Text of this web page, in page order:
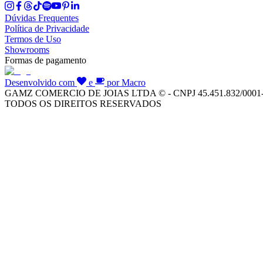
Dúvidas Frequentes
Política de Privacidade
Termos de Uso
Showrooms
Formas de pagamento
Desenvolvido com e
por Macro
GAMZ COMERCIO DE JOIAS LTDA © - CNPJ 45.451.832/
TODOS OS DIREITOS RESERVADOS